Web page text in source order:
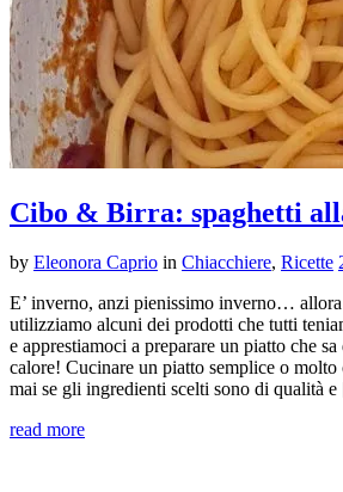
Cibo & Birra: spaghetti
by Eleonora Caprio in Chiacchiere, Ricette
E’ inverno, anzi pienissimo inverno… allora
utilizziamo alcuni dei prodotti che tutti
e apprestiamoci a preparare un piatto che
calore! Cucinare un piatto semplice o
mai se gli ingredienti scelti sono di qualità
read more